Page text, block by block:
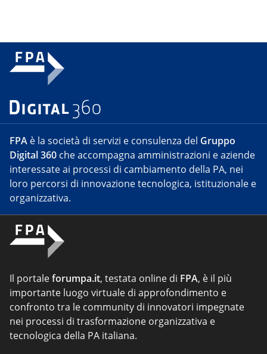
FPA è la società di servizi e consulenza del Gruppo
Digital 360 che accompagna amministrazioni e aziende
interessate ai processi di cambiamento della PA, nei
loro percorsi di innovazione tecnologica, istituzionale e
organizzativa.
Il portaleforumpa.it, testata online di FPA, è il più
importante luogo virtuale di approfondimento e
confronto tra le community di innovatori impegnate
nei processi di trasformazione organizzativa e
tecnologica della PA italiana.